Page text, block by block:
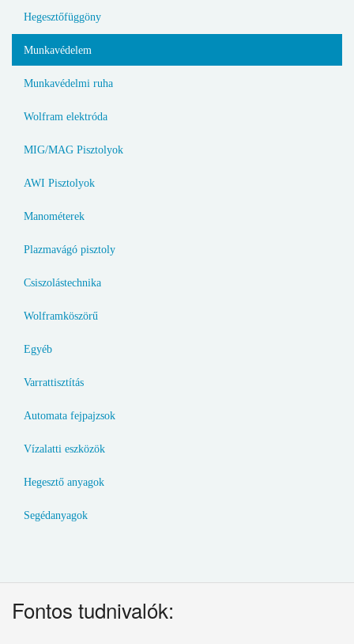
Hegesztőfüggöny
Munkavédelem
Munkavédelmi ruha
Wolfram elektróda
MIG/MAG Pisztolyok
AWI Pisztolyok
Manométerek
Plazmavágó pisztoly
Csiszolástechnika
Wolframköszörű
Egyéb
Varrattisztítás
Automata fejpajzsok
Vízalatti eszközök
Hegesztő anyagok
Segédanyagok
Fontos tudnivalók: